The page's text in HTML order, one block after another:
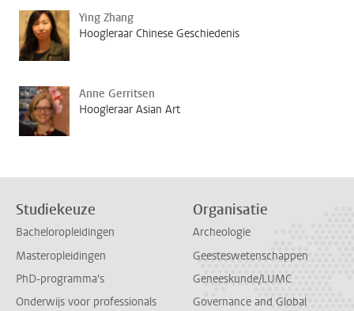
Ying Zhang
Hoogleraar Chinese Geschiedenis
Anne Gerritsen
Hoogleraar Asian Art
Studiekeuze
Bacheloropleidingen
Masteropleidingen
PhD-programma's
Onderwijs voor professionals
Organisatie
Archeologie
Geesteswetenschappen
Geneeskunde/LUMC
Governance and Global